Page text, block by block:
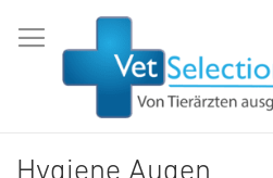
Inhalt
springen